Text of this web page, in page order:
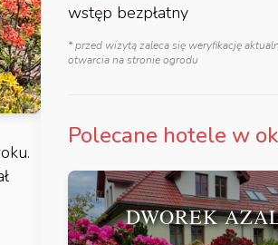
wstęp bezpłatny
* przed wizytą zaleca się weryfikację
otwarcia na stronie ogrodu
Polecane hotele w
DWOREK